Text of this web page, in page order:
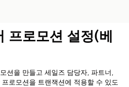
프로모션 설정(베
션을 만들고 세일즈 담당자, 파트너,
로모션을 트랜잭션에 적용할 수 있도